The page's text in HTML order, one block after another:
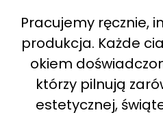
Pracujemy ręcznie,
produkcja. Każde
okiem
którzy pilnują
estetycznej,